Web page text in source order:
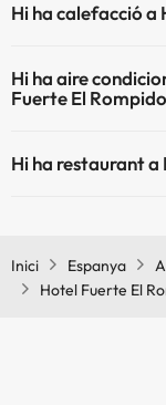
Hi ha calefacció a
Hi ha aire
Fuerte El
Hi ha restaurant
Inici Espanya
Hotel Fuerte El